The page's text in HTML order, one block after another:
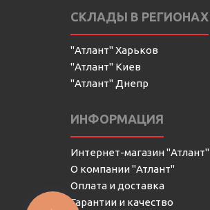
СКЛАДЫ В РЕГИОНАХ
"Атлант" Харьков
"Атлант" Киев
"Атлант" Днепр
ИНФОРМАЦИЯ
Интернет-магазин "Атлант"
О компании "Атлант"
Оплата и доставка
Гарантии и качество